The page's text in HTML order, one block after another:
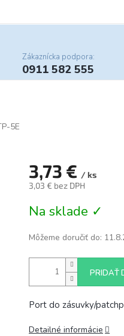
Zákaznícka podpora:
0911 582 555
5E
3,73 € / ks
3,03 € bez DPH
cena:
Na sklade ✓
Môžeme doručiť do:
PRIDAŤ
Port do zásuvky/
Detailné informácie